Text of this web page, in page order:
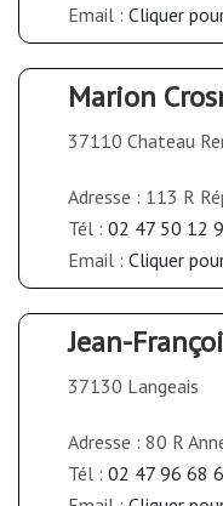
Email : Cliquer
Marion
37110 Chateau
Adresse : 113 R
Tél : 02 47 50 12
Email : Cliquer
Jean-
37130 Langeais
Adresse : 80 R
Tél : 02 47 96 68